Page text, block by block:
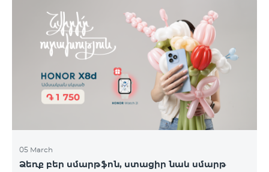
05 March
Ձեռք բեր սմարթֆոն, ստացիր նաև սմարթ